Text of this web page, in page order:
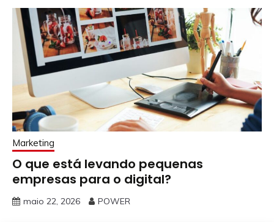
Marketing
O que está levando pequenas
empresas para o digital?
maio 22, 2026 POWER